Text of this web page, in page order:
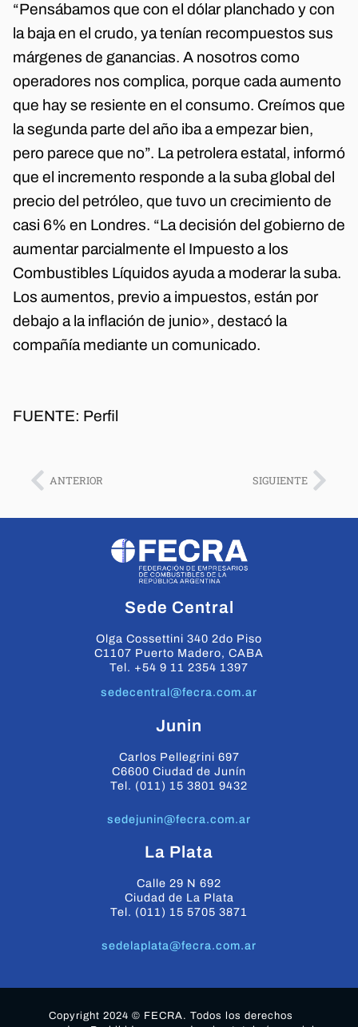
“Pensábamos que con el dólar planchado y con
la baja en el crudo, ya tenían recompuestos sus
márgenes de ganancias. A nosotros como
operadores nos complica, porque cada aumento
que hay se resiente en el consumo. Creímos que
la segunda parte del año iba a empezar bien,
pero parece que no”. La petrolera estatal, informó
que el incremento responde a la suba global del
precio del petróleo, que tuvo un crecimiento de
casi 6% en Londres. “La decisión del gobierno de
aumentar parcialmente el Impuesto a los
Combustibles Líquidos ayuda a moderar la suba.
Los aumentos, previo a impuestos, están por
debajo a la inflación de junio», destacó la
compañía mediante un comunicado.
FUENTE: Perfil
ANTERIOR SIGUIENTE
Sede Central
Olga Cossettini 340 2do Piso
C1107 Puerto Madero, CABA
Tel. +54 9 11 2354 1397
sedecentral@fecra.com.ar
Junin
Carlos Pellegrini 697
C6600 Ciudad de Junín
Tel. (011) 15 3801 9432
sedejunin@fecra.com.ar
La Plata
Calle 29 N 692
Ciudad de La Plata
Tel. (011) 15 5705 3871
sedelaplata@fecra.com.ar
Copyright 2024 © FECRA. Todos los derechos